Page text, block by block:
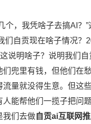
个，我凭啥子去搞AI
们自贡现在啥子情况
说明啥子？说明我们
兜里有钱，但他们在
量就没得生意。但这
能帮他们一揽子把问
我们去做自贡ai互联网